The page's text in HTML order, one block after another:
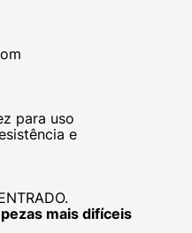
para uso
e
mais difíceis